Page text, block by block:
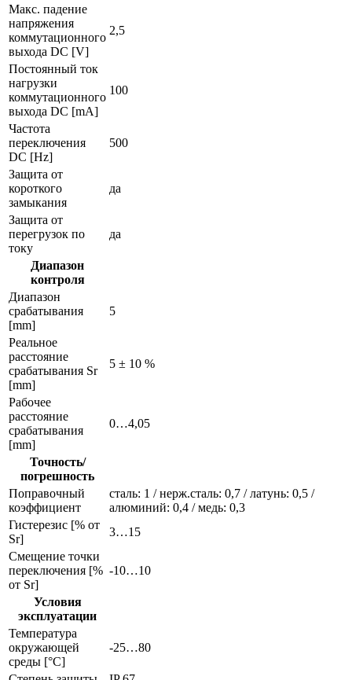
Макс. падение
напряжения
коммутационного
выхода DC [V]
2,5
Постоянный ток
нагрузки
коммутационного
выхода DC [mA]
100
Частота
переключения
DC [Hz]
500
Защита от
короткого
замыкания
да
Защита от
перегрузок по
току
да
Диапазон
контроля
Диапазон
срабатывания
[mm]
5
Реальное
расстояние
срабатывания Sr
[mm]
5 ± 10 %
Рабочее
расстояние
срабатывания
[mm]
0…4,05
Точность/
погрешность
Поправочный
коэффициент
сталь: 1 / нерж.сталь: 0,7 / латунь: 0,5 /
алюминий: 0,4 / медь: 0,3
Гистерезис [% от
Sr]
3…15
Смещение точки
переключения [%
от Sr]
-10…10
Условия
эксплуатации
Температура
окружающей
среды [°C]
-25…80